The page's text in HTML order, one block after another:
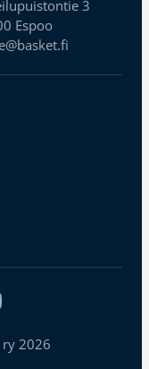
3
Espoo
2026